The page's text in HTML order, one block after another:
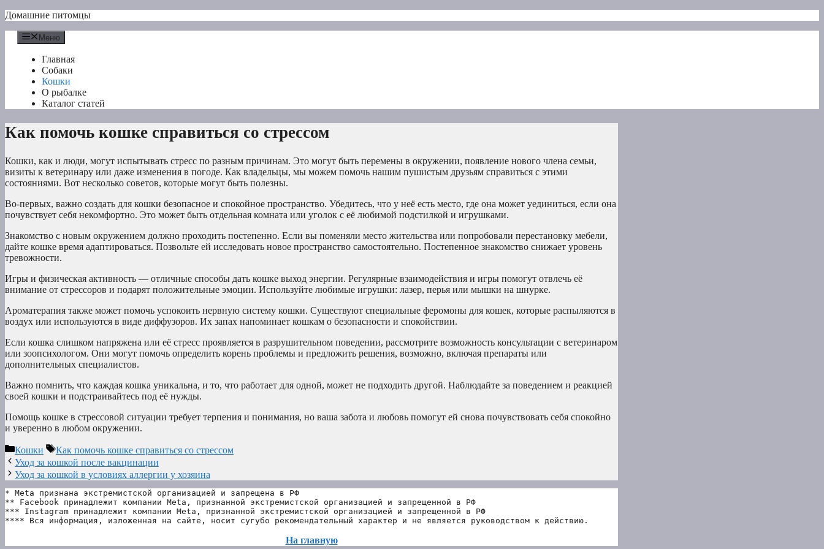
Перейти
содержимому
Домашние питомцы
Меню
Главная
Собаки
Кошки
О рыбалке
Каталог статей
Как помочь кошке справиться со стрессом
Кошки, как и люди, могут испытывать стресс по разным причинам. Это могут быть перемены в окружении, появление нового члена семьи,
визиты к ветеринару или даже изменения в погоде. Как владельцы, мы можем помочь нашим пушистым друзьям справиться с этими
состояниями. Вот несколько советов, которые могут быть полезны.
Во-первых, важно создать для кошки безопасное и спокойное пространство. Убедитесь, что у неё есть место, где она может уединиться, если она
почувствует себя некомфортно. Это может быть отдельная комната или уголок с её любимой подстилкой и игрушками.
Знакомство с новым окружением должно проходить постепенно. Если вы поменяли место жительства или попробовали перестановку мебели,
дайте кошке время адаптироваться. Позвольте ей исследовать новое пространство самостоятельно. Постепенное знакомство снижает уровень
тревожности.
Игры и физическая активность — отличные способы дать кошке выход энергии. Регулярные взаимодействия и игры помогут отвлечь её
внимание от стрессоров и подарят положительные эмоции. Используйте любимые игрушки: лазер, перья или мышки на шнурке.
Ароматерапия также может помочь успокоить нервную систему кошки. Существуют специальные феромоны для кошек, которые распыляются в
воздух или используются в виде диффузоров. Их запах напоминает кошкам о безопасности и спокойствии.
Если кошка слишком напряжена или её стресс проявляется в разрушительном поведении, рассмотрите возможность консультации с ветеринаром
или зоопсихологом. Они могут помочь определить корень проблемы и предложить решения, возможно, включая препараты или
дополнительных специалистов.
Важно помнить, что каждая кошка уникальна, и то, что работает для одной, может не подходить другой. Наблюдайте за поведением и реакцией
своей кошки и подстраивайтесь под её нужды.
Помощь кошке в стрессовой ситуации требует терпения и понимания, но ваша забота и любовь помогут ей снова почувствовать себя спокойно
и уверенно в любом окружении.
Рубрики
Кошки Метки
Как помочь кошке справиться со стрессом
Уход за кошкой после вакцинации
Уход за кошкой в условиях аллергии у хозяина
* Meta признана экстремистской организацией и запрещена в РФ
** Facebook принадлежит компании Meta, признанной экстремистской организацией и запрещенной в РФ
*** Instagram принадлежит компании Meta, признанной экстремистской организацией и запрещенной в РФ
**** Вся информация, изложенная на сайте, носит сугубо рекомендательный характер и не является руководством к действию.
На главную